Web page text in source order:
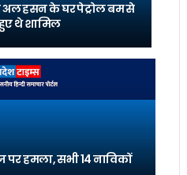
अल हसन के घर पेट्रोल बम से
थे शामिल
हमला, सभी 14 नाविकों